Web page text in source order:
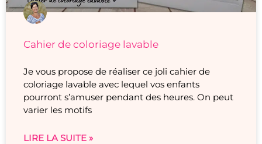
Cahier de coloriage lavable
Je vous propose de réaliser ce joli cahier de
coloriage lavable avec lequel vos enfants
pourront s’amuser pendant des heures. On peut
varier les motifs
LIRE LA SUITE »